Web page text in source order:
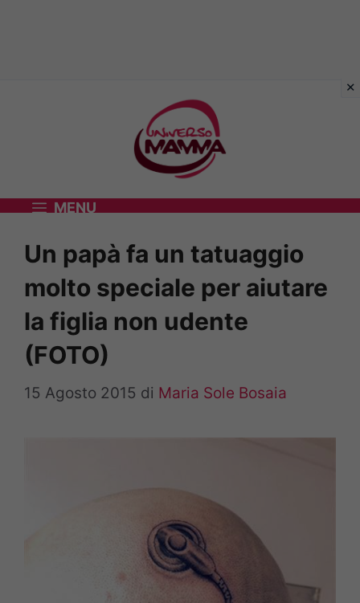
MENU
Un papà fa un tatuaggio
molto speciale per aiutare
la figlia non udente
(FOTO)
15 Agosto 2015 di Maria Sole Bosaia